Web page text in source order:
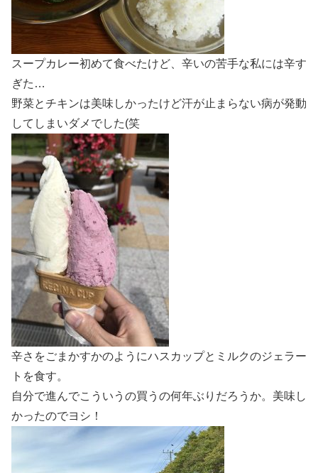
スープカレー初めて食べたけど、辛いの苦手な私には辛す
ぎた…
野菜とチキンは美味しかったけど汗が止まらない病が発動
してしまいダメでした(笑
辛さをごまかすかのようにハスカップとミルクのジェラー
トを食す。
自分で進んでこういうの買うの何年ぶりだろうか。美味し
かったのでヨシ！